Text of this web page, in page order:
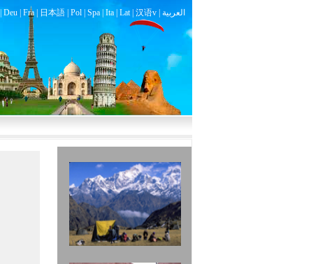
Deu| Fra| 日本語| Pol| Spa| Ita| Lat| 汉语v | العربية